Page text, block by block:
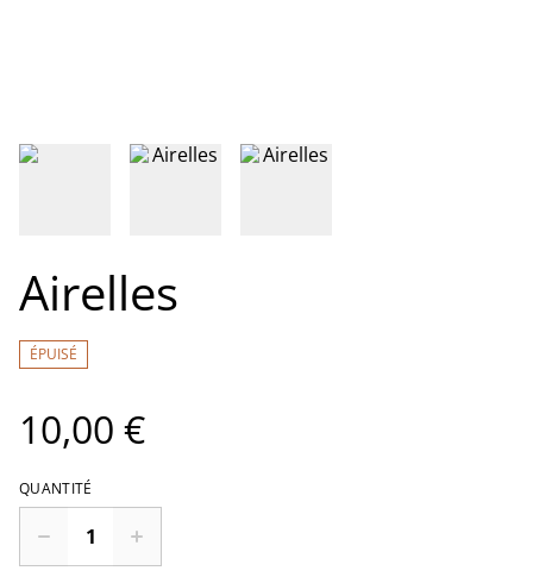
Airelles
ÉPUISÉ
10,00 €
QUANTITÉ